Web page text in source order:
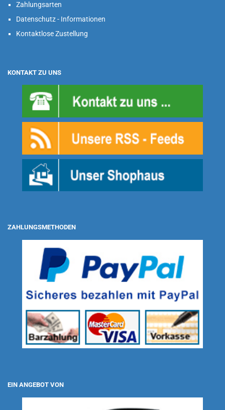
Zahlungsarten
Datenschutz - Informationen
Kontaktlose Zustellung
KONTAKT ZU UNS
ZAHLUNGSMETHODEN
EIN ANGEBOT VON